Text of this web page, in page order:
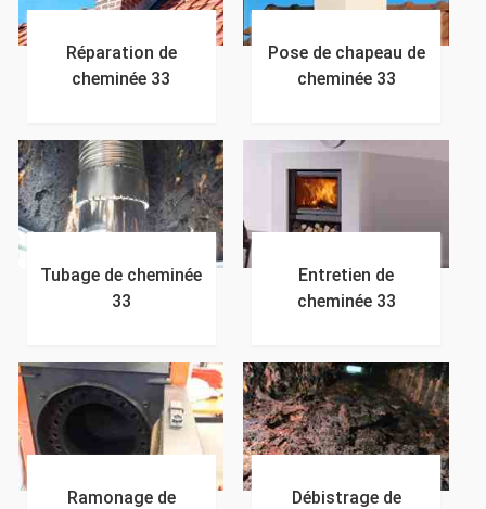
Réparation de
cheminée 33
Pose de chapeau de
cheminée 33
Tubage de cheminée
33
Entretien de
cheminée 33
Ramonage de
Débistrage de